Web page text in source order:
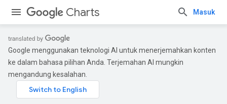
Charts Masuk
Google menggunakan teknologi AI untuk menerjemahkan konten
ke dalam bahasa pilihan Anda. Terjemahan AI mungkin
mengandung kesalahan.